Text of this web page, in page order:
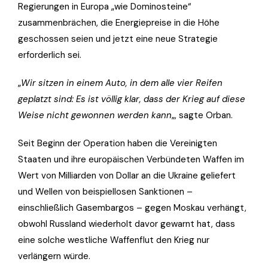
Regierungen in Europa „wie Dominosteine“
zusammenbrächen, die Energiepreise in die Höhe
geschossen seien und jetzt eine neue Strategie
erforderlich sei.
„Wir sitzen in einem Auto, in dem alle vier Reifen
geplatzt sind: Es ist völlig klar, dass der Krieg auf diese
Weise nicht gewonnen werden kann„, sagte Orban.
Seit Beginn der Operation haben die Vereinigten
Staaten und ihre europäischen Verbündeten Waffen im
Wert von Milliarden von Dollar an die Ukraine geliefert
und Wellen von beispiellosen Sanktionen –
einschließlich Gasembargos – gegen Moskau verhängt,
obwohl Russland wiederholt davor gewarnt hat, dass
eine solche westliche Waffenflut den Krieg nur
verlängern würde.